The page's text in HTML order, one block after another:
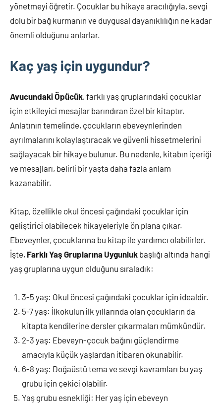
yönetmeyi öğretir. Çocuklar bu hikaye aracılığıyla, sevgi
dolu bir bağ kurmanın ve duygusal dayanıklılığın ne kadar
önemli olduğunu anlarlar.
Kaç yaş için uygundur?
Avucundaki Öpücük, farklı yaş gruplarındaki çocuklar
için etkileyici mesajlar barındıran özel bir kitaptır.
Anlatının temelinde, çocukların ebeveynlerinden
ayrılmalarını kolaylaştıracak ve güvenli hissetmelerini
sağlayacak bir hikaye bulunur. Bu nedenle, kitabın içeriği
ve mesajları, belirli bir yaşta daha fazla anlam
kazanabilir.
Kitap, özellikle okul öncesi çağındaki çocuklar için
geliştirici olabilecek hikayeleriyle ön plana çıkar.
Ebeveynler, çocuklarına bu kitap ile yardımcı olabilirler.
İşte, Farklı Yaş Gruplarına Uygunluk başlığı altında hangi
yaş gruplarına uygun olduğunu sıraladık:
3-5 yaş: Okul öncesi çağındaki çocuklar için idealdir.
5-7 yaş: İlkokulun ilk yıllarında olan çocukların da
kitapta kendilerine dersler çıkarmaları mümkündür.
2-3 yaş: Ebeveyn-çocuk bağını güçlendirme
amacıyla küçük yaşlardan itibaren okunabilir.
6-8 yaş: Doğaüstü tema ve sevgi kavramları bu yaş
grubu için çekici olabilir.
Yaş grubu esnekliği: Her yaş için ebeveyn